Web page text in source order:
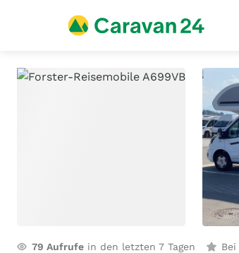
79 Aufrufe in den letzten 7 Tagen Bei